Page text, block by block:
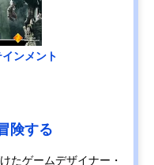
ンメント
険する
たゲームデザイナー・